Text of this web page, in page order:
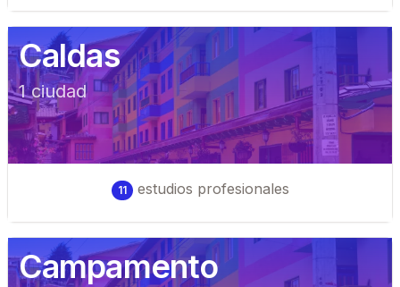
Caldas
1ciudad
11 estudios profesionales
Campamento